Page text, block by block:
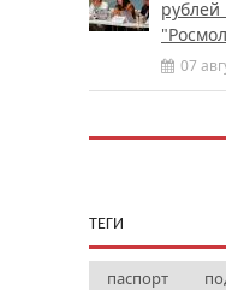
рублей
07
ТЕГИ
паспорт